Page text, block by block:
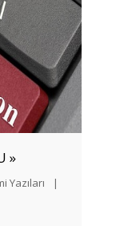
»
Yazıları
|